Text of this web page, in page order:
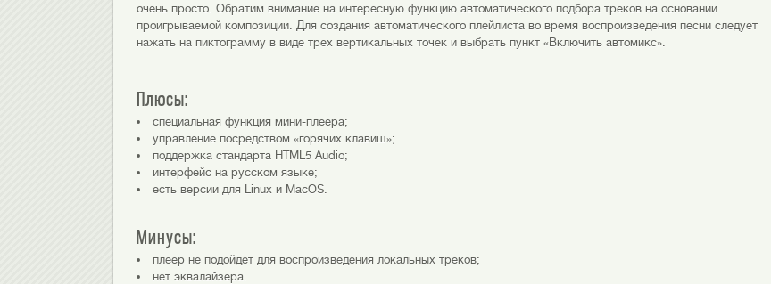
очень просто. Обратим внимание на интересную функцию автоматического подбора треков на основании
проигрываемой композиции. Для создания автоматического плейлиста во время воспроизведения песни следует
нажать на пиктограмму в виде трех вертикальных точек и выбрать пункт «Включить автомикс».
Плюсы:
специальная функция мини-плеера;
управление посредством «горячих клавиш»;
поддержка стандарта HTML5 Audio;
интерфейс на русском языке;
есть версии для Linux и MacOS.
Минусы:
плеер не подойдет для воспроизведения локальных треков;
нет эквалайзера.